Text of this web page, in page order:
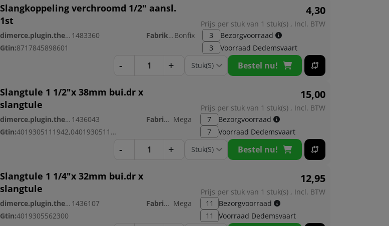
Slangkoppeling verchroomd 1/2" aansl.
1st
4,30
Prijs per stuk van 1 stuk(s) , Incl. BTW
dimerce.plugin.theme.productnr: 1483360 Fabrikant:Bonfix
Gtin:8717845898601
3
Bezorgvoorraad
3
Voorraad Dedemsvaart
- + Bestel nu!
Slangtule 1 1/2"x 38mm bui.dr x
slangtule
15,00
Prijs per stuk van 1 stuk(s) , Incl. BTW
dimerce.plugin.theme.productnr: 1436043 Fabrikant: Mega
Gtin:
4019305111942,04019305111942
7
Bezorgvoorraad
7
Voorraad Dedemsvaart
- + Bestel nu!
Slangtule 1 1/4"x 32mm bui.dr x
slangtule
12,95
Prijs per stuk van 1 stuk(s) , Incl. BTW
dimerce.plugin.theme.productnr: 1436107 Fabrikant: Mega
Gtin:4019305562300
11
Bezorgvoorraad
11
Voorraad Dedemsvaart